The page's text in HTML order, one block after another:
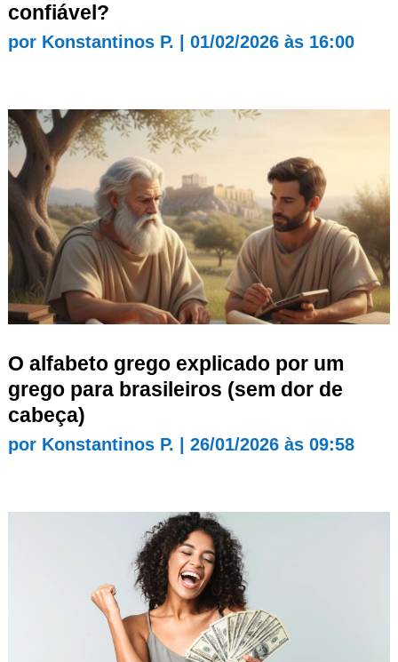
confiável?
por Konstantinos P. 01/02/2026 às 16:00
O alfabeto grego explicado por um
grego para brasileiros (sem dor de
cabeça)
por Konstantinos P. 26/01/2026 às 09:58